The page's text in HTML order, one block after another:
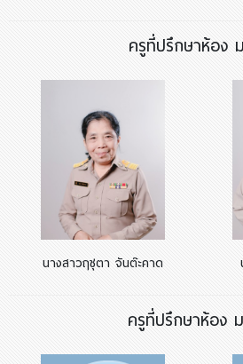
ครูที่ปรึกษาห้อง
นางสาวฤชุตา จันต๊ะคาด
ครูที่ปรึกษาห้อง